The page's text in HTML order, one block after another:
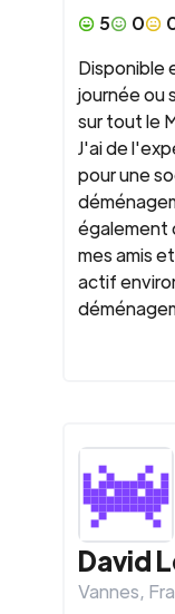
5
0
Disponible
journée ou
sur tout le
J'ai de
pour une
également
mes amis
actif
David
Vannes,